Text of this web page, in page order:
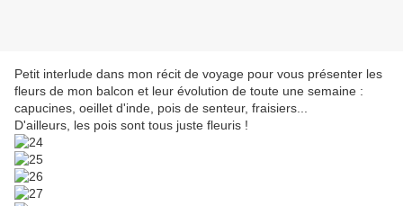
Petit interlude dans mon récit de voyage pour vous présenter les
fleurs de mon balcon et leur évolution de toute une semaine :
capucines, oeillet d'inde, pois de senteur, fraisiers...
D'ailleurs, les pois sont tous juste fleuris !